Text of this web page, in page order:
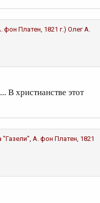
фон Платен, 1821 г.) Олег А.
В христианстве этот
"Газели", А. фон Платен, 1821